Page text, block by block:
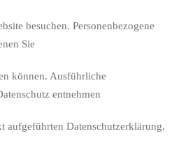
besuchen. Personenbezogene
Sie
können. Ausführliche
entnehmen
aufgeführten Datenschutzerklärung.